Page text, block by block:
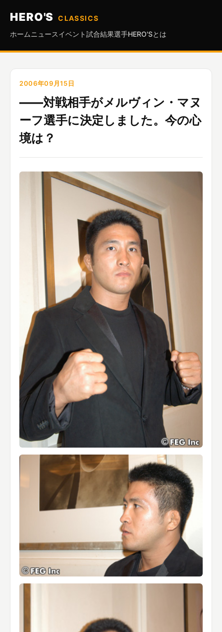
HERO'S
CLASSICS
ホーム ニュースイベント試合結果選手HERO'Sとは
2006年09月15日
――対戦相手がメルヴィン・マヌ
ーフ選手に決定しました。今の心
境は？